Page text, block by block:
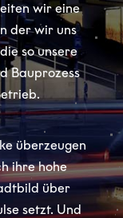
wir eine
der wir uns
so unsere
Bauprozess
überzeugen
ihre hohe
über
setzt. Und